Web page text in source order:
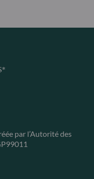
par l’Autorité des